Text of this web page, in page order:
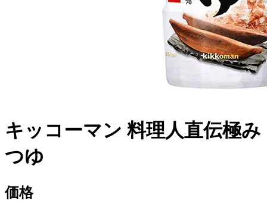
キッコーマン 料理人直伝極み
つゆ
価格